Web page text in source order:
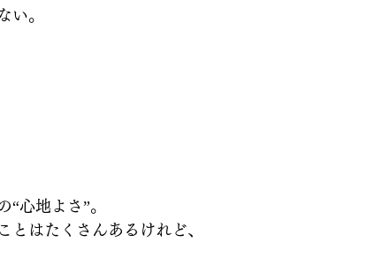
い。
心地よさ”。
はたくさんあるけれど、